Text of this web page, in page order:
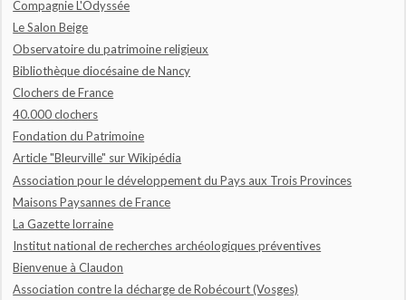
Compagnie L'Odyssée
Le Salon Beige
Observatoire du patrimoine religieux
Bibliothèque diocésaine de Nancy
Clochers de France
40.000 clochers
Fondation du Patrimoine
Article "Bleurville" sur Wikipédia
Association pour le développement du Pays aux Trois Provinces
Maisons Paysannes de France
La Gazette lorraine
Institut national de recherches archéologiques préventives
Bienvenue à Claudon
Association contre la décharge de Robécourt (Vosges)